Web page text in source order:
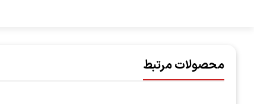
محصولات مرتبط